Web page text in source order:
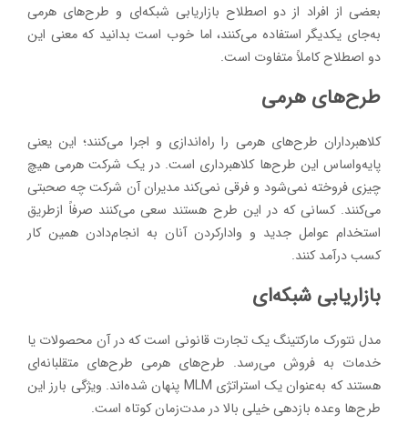
بعضی از افراد از دو اصطلاح بازاریابی شبکه‌ای و طرح‌های هرمی
به‌جای یکدیگر استفاده می‌کنند، اما خوب است بدانید که معنی این
دو اصطلاح کاملاً متفاوت است.
طرح‌های هرمی
کلاهبرداران طرح‌های هرمی را راه‌اندازی و اجرا می‌کنند؛ این یعنی
پایه‌واساس این طرح‌ها کلاهبرداری است. در یک شرکت هرمی هیچ
چیزی فروخته نمی‌شود و فرقی نمی‌کند مدیران آن شرکت چه صحبتی
می‌کنند. کسانی که در این طرح هستند سعی می‌کنند صرفاً ازطریق
استخدام عوامل جدید و وادارکردن آنان به انجام‌دادن همین کار
کسب درآمد کنند.
بازاریابی شبکه‌ای
مدل نتورک مارکتینگ یک تجارت قانونی است که در آن محصولات یا
خدمات به فروش می‌رسد. طرح‌های هرمی طرح‌های متقلبانه‌ای
هستند که به‌عنوان یک استراتژی MLM پنهان‌ شده‌اند. ویژگی بارز این
طرح‌ها وعده بازدهی خیلی بالا در مدت‌زمان کوتاه است.